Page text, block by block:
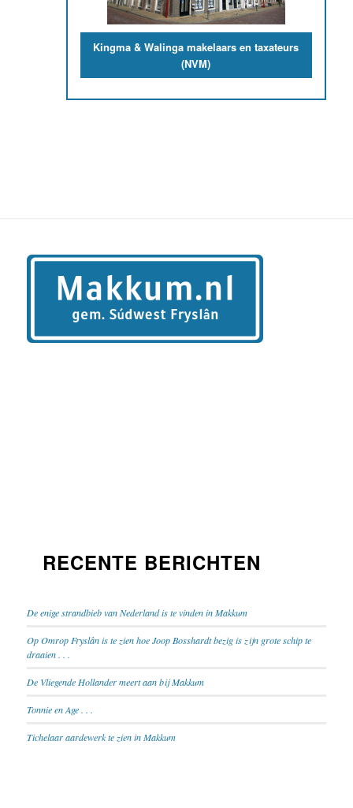
Kingma & Walinga makelaars en taxateurs
(NVM)
RECENTE BERICHTEN
De enige strandbieb van Nederland is te vinden in Makkum
Op Omrop Fryslân is te zien hoe Joop Bosshardt bezig is zijn grote schip te
draaien . . .
De Vliegende Hollander meert aan bij Makkum
Tonnie en Age . . .
Tichelaar aardewerk te zien in Makkum